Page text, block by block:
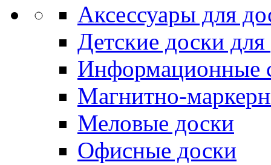
Аксессуары для
Детские доски
Информационные
Магнитно-
Меловые доски
Офисные доски